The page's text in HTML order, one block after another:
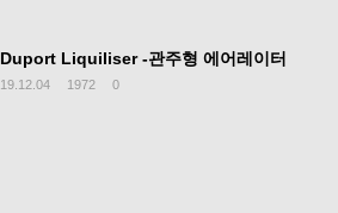
Duport Liquiliser -관주형 에어레이터
19.12.04 1972 0